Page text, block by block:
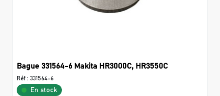
Bague 331564-6 Makita HR3000C, HR3550C
Réf : 331564-6
En stock